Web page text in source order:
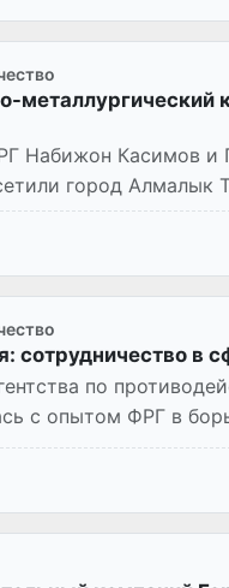
металлургический
Набижон Касимов и
город Алмалык
сотрудничество в
по
с опытом ФРГ в